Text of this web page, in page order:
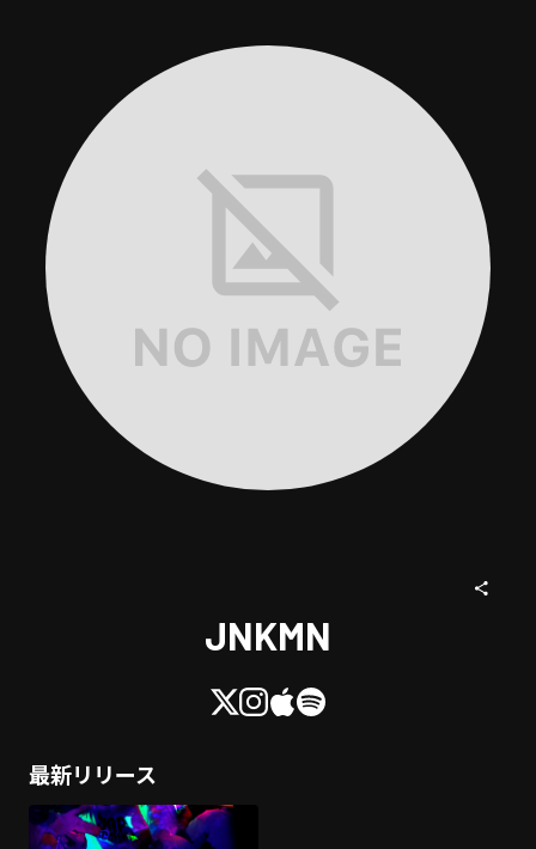
JNKMN
最新リリース